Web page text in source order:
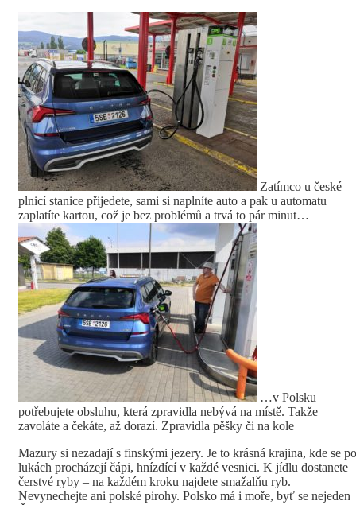
Zatímco u české
plnicí stanice přijedete, sami si naplníte auto a pak u automatu
zaplatíte kartou, což je bez problémů a trvá to pár minut…
…v Polsku
potřebujete obsluhu, která zpravidla nebývá na místě. Takže
zavoláte a čekáte, až dorazí. Zpravidla pěšky či na kole
Mazury si nezadají s finskými jezery. Je to krásná krajina, kde se po
lukách procházejí čápi, hnízdící v každé vesnici. K jídlu dostanete
čerstvé ryby – na každém kroku najdete smažalňu ryb.
Nevynechejte ani polské pirohy. Polsko má i moře, byť se nejeden